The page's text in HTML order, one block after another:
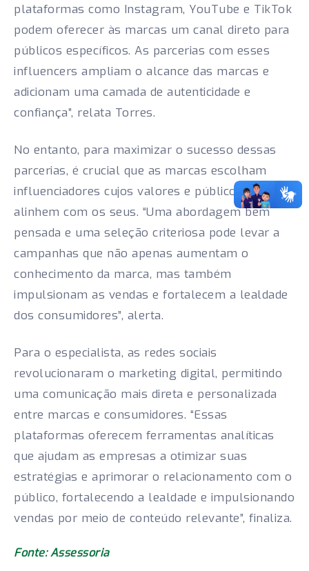
plataformas como Instagram, YouTube e TikTok
podem oferecer às marcas um canal direto para
públicos específicos. As parcerias com esses
influencers ampliam o alcance das marcas e
adicionam uma camada de autenticidade e
confiança”, relata Torres.
No entanto, para maximizar o sucesso dessas
parcerias, é crucial que as marcas escolham
influenciadores cujos valores e público se
alinhem com os seus. “Uma abordagem bem
pensada e uma seleção criteriosa pode levar a
campanhas que não apenas aumentam o
conhecimento da marca, mas também
impulsionam as vendas e fortalecem a lealdade
dos consumidores”, alerta.
Para o especialista, as redes sociais
revolucionaram o marketing digital, permitindo
uma comunicação mais direta e personalizada
entre marcas e consumidores. “Essas
plataformas oferecem ferramentas analíticas
que ajudam as empresas a otimizar suas
estratégias e aprimorar o relacionamento com o
público, fortalecendo a lealdade e impulsionando
vendas por meio de conteúdo relevante”, finaliza.
Fonte: Assessoria